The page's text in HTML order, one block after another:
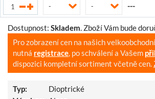
- - ---
Dostupnost: Skladem. Zboží Vám bude
Pro zobrazení cen na našich
nutná registrace, po schválení a Vašem
dispozici kompletní sortiment včetně cen.
Typ:
Dioptrické